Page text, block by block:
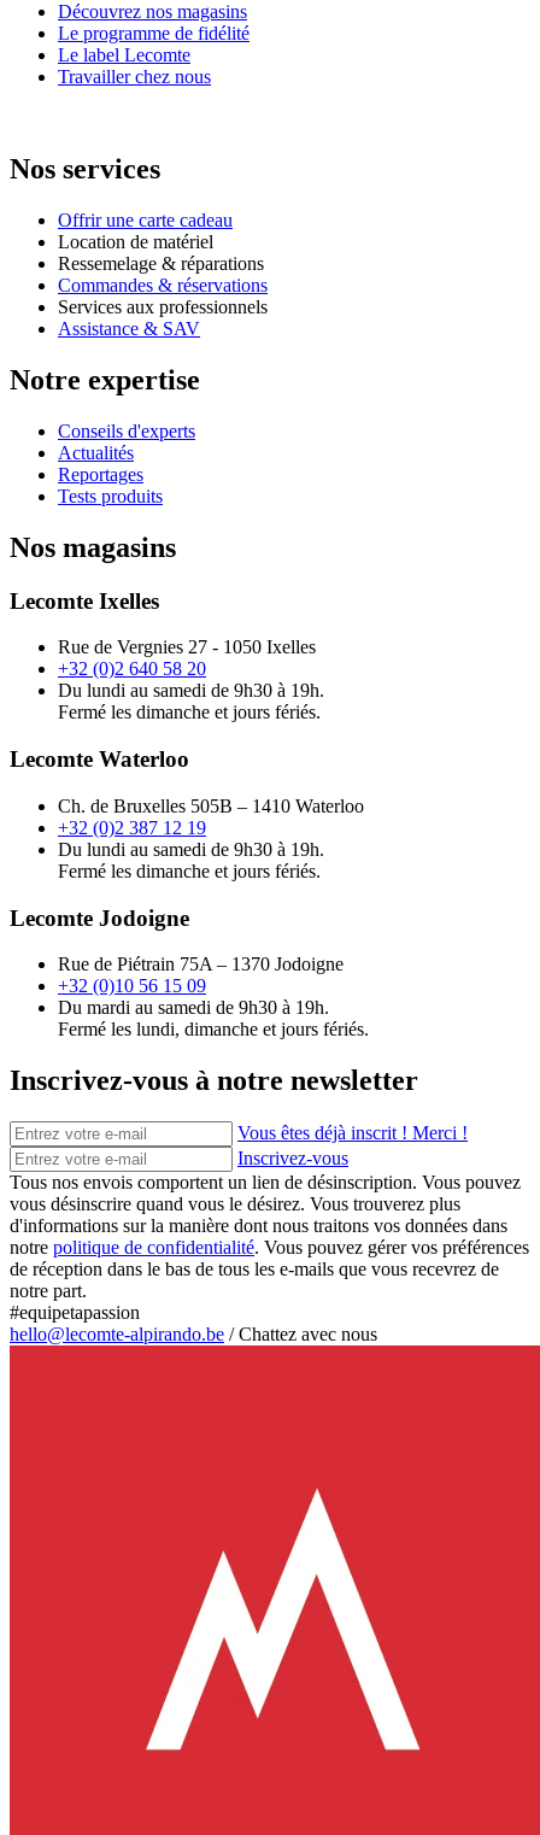
Découvrez nos magasins
Le programme de fidélité
Le label Lecomte
Travailler chez nous
Nos services
Offrir une carte cadeau
Location de matériel
Ressemelage & réparations
Commandes & réservations
Services aux professionnels
Assistance & SAV
Notre expertise
Conseils d'experts
Actualités
Reportages
Tests produits
Nos magasins
Lecomte Ixelles
Rue de Vergnies 27 - 1050 Ixelles
+32 (0)2 640 58 20
Du lundi au samedi de 9h30 à 19h.
Fermé les dimanche et jours fériés.
Lecomte Waterloo
Ch. de Bruxelles 505B – 1410 Waterloo
+32 (0)2 387 12 19
Du lundi au samedi de 9h30 à 19h.
Fermé les dimanche et jours fériés.
Lecomte Jodoigne
Rue de Piétrain 75A – 1370 Jodoigne
+32 (0)10 56 15 09
Du mardi au samedi de 9h30 à 19h.
Fermé les lundi, dimanche et jours fériés.
Inscrivez-vous à notre newsletter
Vous êtes déjà inscrit ! Merci !
Inscrivez-vous
Tous nos envois comportent un lien de désinscription. Vous pouvez
vous désinscrire quand vous le désirez. Vous trouverez plus
d'informations sur la manière dont nous traitons vos données dans
notre politique de confidentialité. Vous pouvez gérer vos préférences
de réception dans le bas de tous les e-mails que vous recevrez de
notre part.
#equipetapassion
hello@lecomte-alpirando.be /Chattez avec nous